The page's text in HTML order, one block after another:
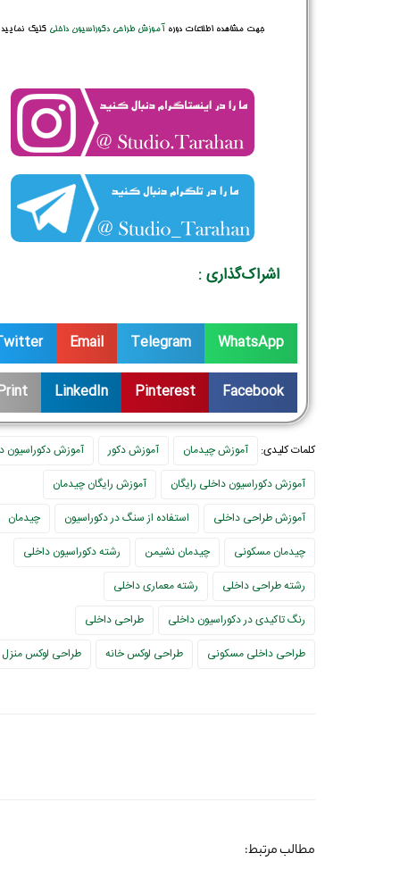
جهت مشاهده اطلاعات دوره آموزش طراحی دکوراسیون داخلی کلیک نمایید
اشراک‌گذاری :
WhatsApp
Telegram
Email
Facebook
Pinterest
LinkedIn
کلمات کلیدی: آموزش چیدمان آموزش دکور
آموزش دکوراسیون
آموزش دکوراسیون داخلی رایگان
آموزش رایگان چیدمان
آموزش طراحی داخلی
استفاده از سنگ در دکوراسیون
چیدمان
چیدمان مسکونی
چیدمان نشیمن
رشته دکوراسیون داخلی
رشته طراحی داخلی
رشته معماری داخلی
رنگ تاکیدی در دکوراسیون داخلی
طراحی داخلی
طراحی داخلی مسکونی
طراحی لوکس خانه طراحی لوکس منزل
مطالب مرتبط: